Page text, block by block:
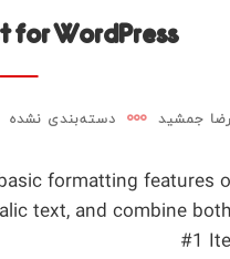
for WordPress
جمشید دسته‌بندی نشده
formatting features
text, and combine
#1